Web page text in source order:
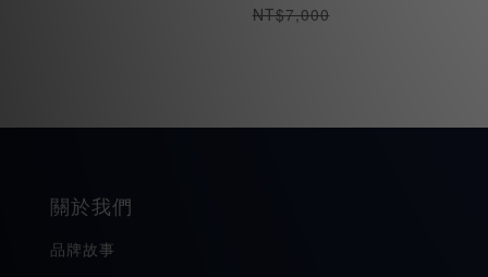
NT$7,000
關於我們
品牌故事